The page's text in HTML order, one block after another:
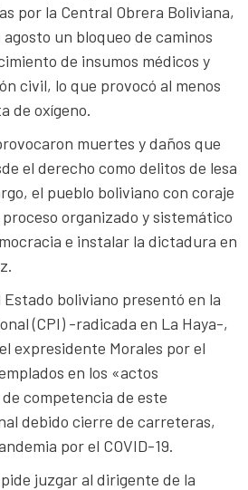
por la Central Obrera Boliviana,
un bloqueo de caminos
de insumos médicos y
civil, lo que provocó al menos
de oxígeno.
muertes y daños que
el derecho como delitos de lesa
el pueblo boliviano con coraje
organizado y sistemático
e instalar la dictadura en
boliviano presentó en la
(CPI) -radicada en La Haya-,
expresidente Morales por el
en los «actos
competencia de este
debido cierre de carreteras,
por el COVID-19.
juzgar al dirigente de la